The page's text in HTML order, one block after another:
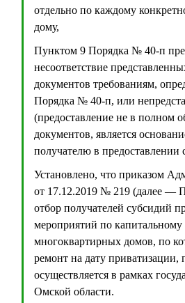
отдельно по каждому
дому,
Пунктом 9 Порядка № 40-п
несоответствие
документов требованиям,
Порядка № 40-п, или
(предоставление не в полном
документов, является
получателю в предоставлении
Установлено, что приказом
от 17.12.2019 № 219 (далее —
отбор получателей субсидий
мероприятий по капитальному
многоквартирных домов, по
ремонт на дату приватизации,
осуществляется в рамках
Омской области.